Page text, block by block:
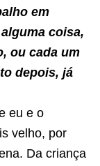
em
coisa,
ou cada um
depois, já
eu e o
velho, por
Da criança